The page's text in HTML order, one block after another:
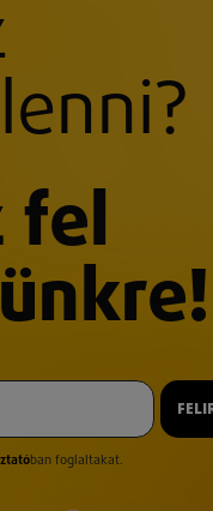
fel
ban foglaltakat.